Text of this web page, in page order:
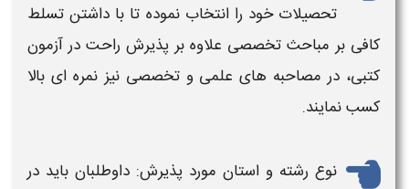
تحصیلات خود را انتخاب نموده تا با داشتن تسلط
کافی بر مباحث تخصصی علاوه بر پذیرش راحت درآزمون
کتبی، در مصاحبه های علمی و تخصصی نیز نمره ای بالا
کسب نمایند.
نوع رشته و استان مورد پذیرش: داوطلبان باید در